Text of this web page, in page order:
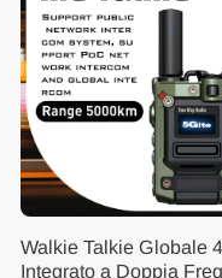
Walkie Talkie Globale
Integrato a Doppia